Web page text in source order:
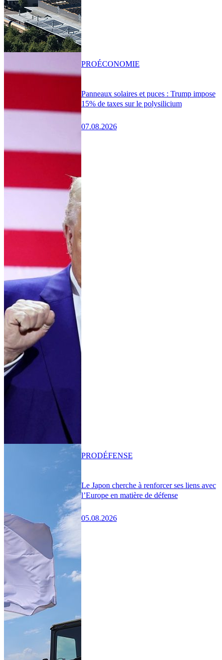
Panneaux solaires et puces : Trump impose
15% de taxes sur le polysilicium
07.08.2026
PROÉCONOMIE
Le Japon cherche à renforcer ses liens avec
l’Europe en matière de défense
05.08.2026
PRODÉFENSE